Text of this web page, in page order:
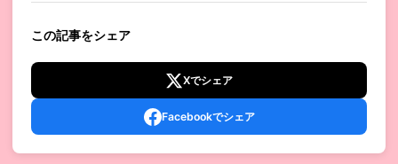
この記事をシェア
Xでシェア
Facebookでシェア